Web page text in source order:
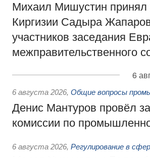
Михаил Мишустин принял
Киргизии Садыра
участников заседания
межправительственного
6
6 августа 2026, Общие вопросы
Денис Мантуров провёл
комиссии по
6 августа 2026, Регулирование в